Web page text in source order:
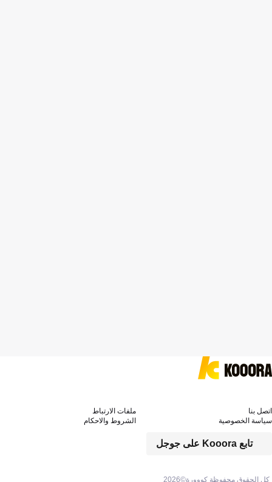
كل الحقوق محفوظة كووورة©2026
تابع Kooora على جوجل
اتصل بنا
ملفات الارتباط
سياسة الخصوصية
الشروط والاحكام